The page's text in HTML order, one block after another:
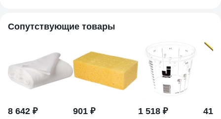
Сопутствующие товары
8 642 ₽ 901 ₽ 1 518 ₽ 41